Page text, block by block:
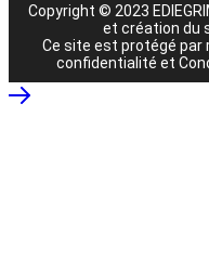
Copyright © 2023
et création du
Ce site est protégé par
confidentialité et